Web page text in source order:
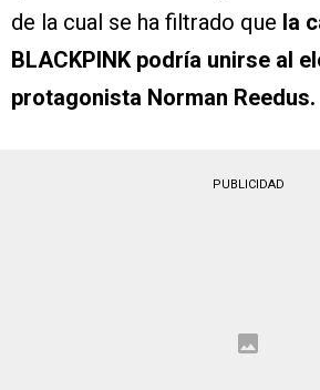
de la cual se ha filtrado que la
BLACKPINK podría unirse al
protagonista Norman Reedus.
PUBLICIDAD